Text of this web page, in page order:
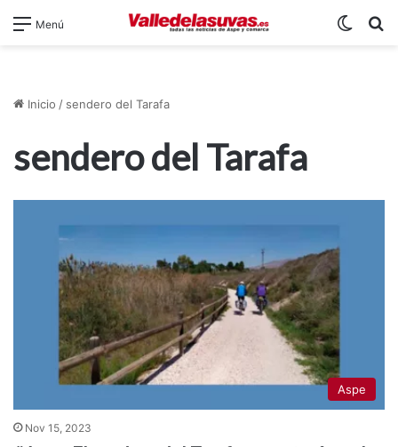
Menú
Inicio / sendero del Tarafa
sendero del Tarafa
Aspe
Nov 15, 2023